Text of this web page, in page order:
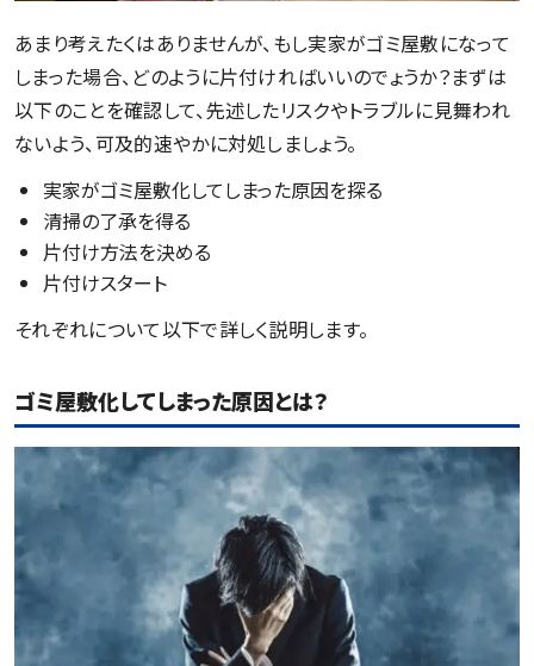
あまり考えたくはありませんが、もし実家がゴミ屋敷になって
しまった場合、どのように片付ければいいのでょうか？まずは
以下のことを確認して、先述したリスクやトラブルに見舞われ
ないよう、可及的速やかに対処しましょう。
実家がゴミ屋敷化してしまった原因を探る
清掃の了承を得る
片付け方法を決める
片付けスタート
それぞれについて以下で詳しく説明します。
ゴミ屋敷化してしまった原因とは？